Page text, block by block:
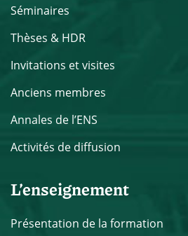
Séminaires
Thèses & HDR
Invitations et visites
Anciens membres
Annales de l’ENS
Activités de diffusion
L’enseignement
Présentation de la formation